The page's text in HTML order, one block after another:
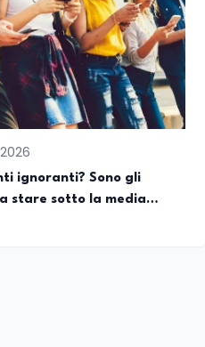
dell’Italian sounding,
sociologia e di costume,
italiana e internazionale
e la crescita sociale
ignoranti? Sono gli
stare sotto la media